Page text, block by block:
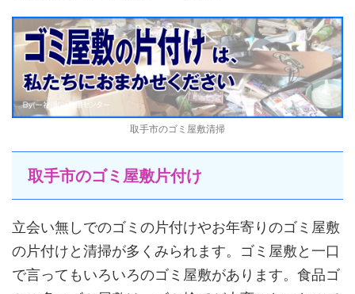
取手市のゴミ屋敷清掃
取手市のゴミ屋敷片付け
立会い無しでのゴミの片付けやお年寄りのゴミ屋敷
の片付けと清掃が多くみられます。ゴミ屋敷と一口
で言ってもいろいろのゴミ屋敷があります。食品ゴ